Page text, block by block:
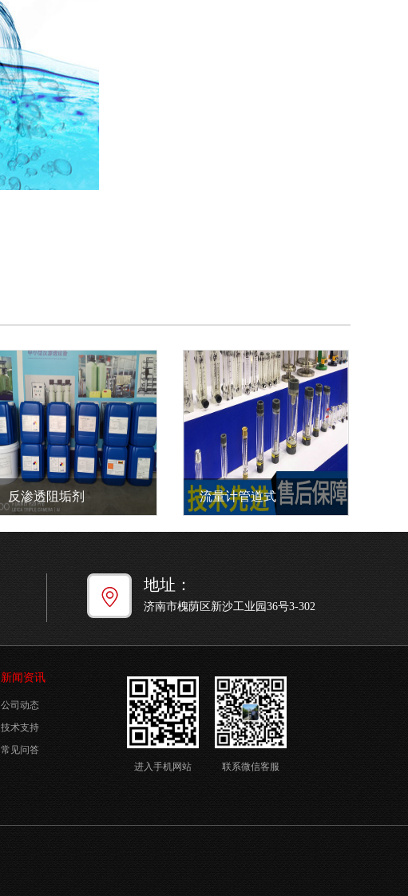
反渗透阻垢剂 流量计管道式
地址：
济南市槐荫区新沙工业园36号3-302
新闻资讯
公司动态
技术支持
常见问答
进入手机网站
联系微信客服